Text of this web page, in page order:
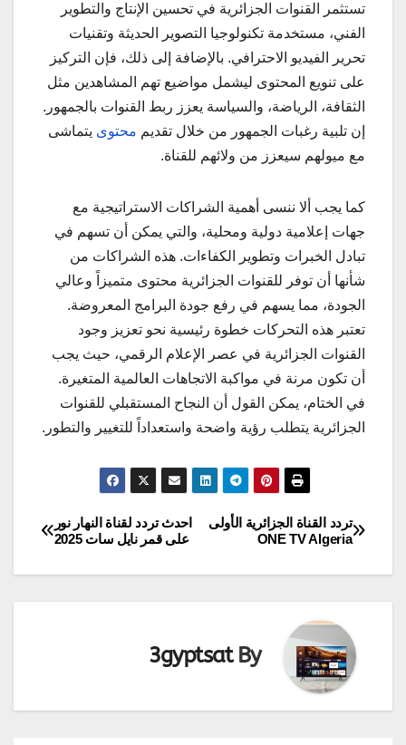
تستثمر القنوات الجزائرية في تحسين الإنتاج والتطوير
الفني، مستخدمة تكنولوجيا التصوير الحديثة وتقنيات
تحرير الفيديو الاحترافي. بالإضافة إلى ذلك، فإن التركيز
على تنويع المحتوى ليشمل مواضيع تهم المشاهدين مثل
الثقافة، الرياضة، والسياسة يعزز ربط القنوات بالجمهور.
إن تلبية رغبات الجمهور من خلال تقديم محتوى يتماشى
مع ميولهم سيعزز من ولائهم للقناة.
كما يجب ألا ننسى أهمية الشراكات الاستراتيجية مع
جهات إعلامية دولية ومحلية، والتي يمكن أن تسهم في
تبادل الخبرات وتطوير الكفاءات. هذه الشراكات من
شأنها أن توفر للقنوات الجزائرية محتوى متميزاً وعالي
الجودة، مما يسهم في رفع جودة البرامج المعروضة.
تعتبر هذه التحركات خطوة رئيسية نحو تعزيز وجود
القنوات الجزائرية في عصر الإعلام الرقمي، حيث يجب
أن تكون مرنة في مواكبة الاتجاهات العالمية المتغيرة.
في الختام، يمكن القول أن النجاح المستقبلي للقنوات
الجزائرية يتطلب رؤية واضحة واستعداداً للتغيير والتطور.
تصفّح
المقالات
احدث تردد لقناة النهار نور
على قمر نايل سات 2025
تردد القناة الجزائرية الأولى
ONE TV Algeria
By
3gyptsat